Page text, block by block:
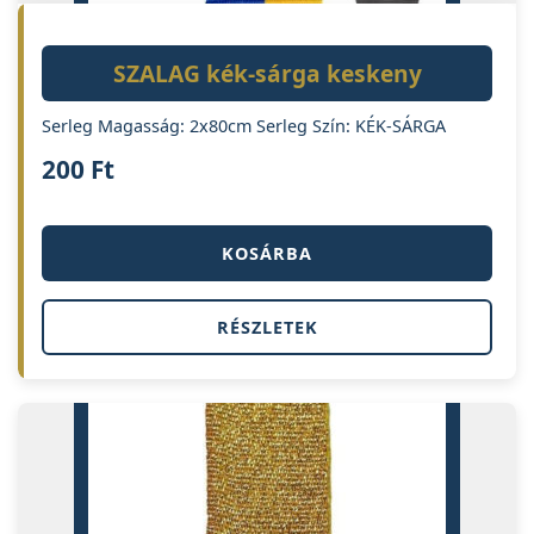
SZALAG kék-sárga keskeny
Serleg Magasság: 2x80cm Serleg Szín: KÉK-SÁRGA
200 Ft
KOSÁRBA
RÉSZLETEK